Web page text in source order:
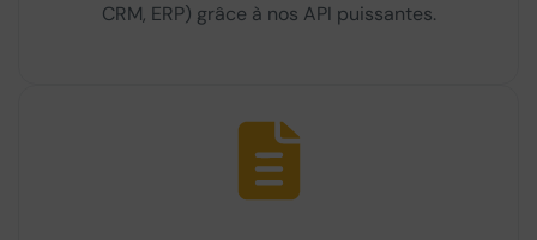
CRM, ERP) grâce à nos API puissantes.